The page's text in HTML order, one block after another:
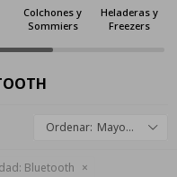
Colchones y
Sommiers
Heladeras y
Freezers
Mayor descuento
Bluetooth